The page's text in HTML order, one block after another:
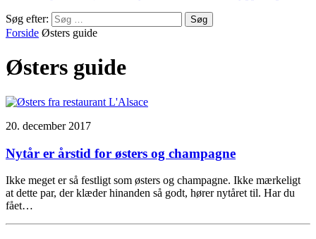
Søg efter:
Forside Østers guide
Østers guide
20. december 2017
Nytår er årstid for østers og champagne
Ikke meget er så festligt som østers og champagne. Ikke mærkeligt
at dette par, der klæder hinanden så godt, hører nytåret til. Har du
fået…